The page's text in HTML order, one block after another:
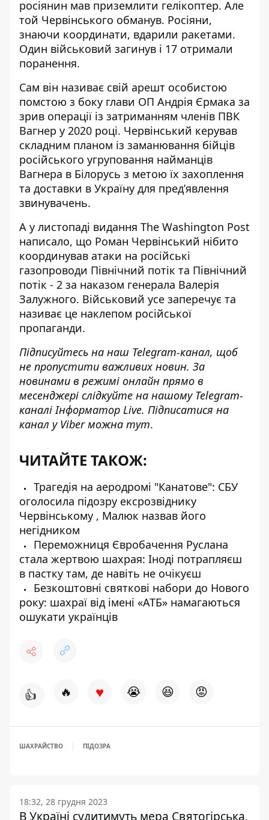
росіянин мав приземлити гелікоптер. Але
той Червінського обманув. Росіяни,
знаючи координати, вдарили ракетами.
Один військовий загинув і 17 отримали
поранення.
Сам він називає свій арешт особистою
помстою з боку глави ОП Андрія Єрмака за
зрив операції із затриманням членів ПВК
Вагнер у 2020 році. Червінський керував
складним планом із заманювання бійців
російського угруповання найманців
Вагнера в Білорусь з метою їх захоплення
та доставки в Україну для пред’явлення
звинувачень.
А у листопаді видання The Washington Post
написало, що Роман Червінський нібито
координував атаки на російські
газопроводи Північний потік та Північний
потік - 2 за наказом генерала Валерія
Залужного. Військовий усе заперечує та
називає це наклепом російської
пропаганди.
Підписуйтесь на наш Telegram-канал, щоб
не пропустити важливих новин. За
новинами в режимі онлайн прямо в
месенджері слідкуйте на нашому Telegram-
каналіІнформатор Live. Підписатися на
канал у Viber можна тут.
ЧИТАЙТЕ ТАКОЖ:
Трагедія на аеродромі "Канатове": СБУ
оголосила підозру ексрозвіднику
Червінському , Малюк назвав його
негідником
Переможниця Євробачення Руслана
стала жертвою шахрая: Іноді потрапляєш
в пастку там, де навіть не очікуєш
Безкоштовні святкові набори до Нового
року: шахраї від імені «АТБ» намагаються
ошукати українців
👍 🔥 ♥ 😭 😆 😡
ШАХРАЙСТВО ПІДОЗРА
18:32, 28 грудня 2023
В Україні судитимуть мера Святогірська,